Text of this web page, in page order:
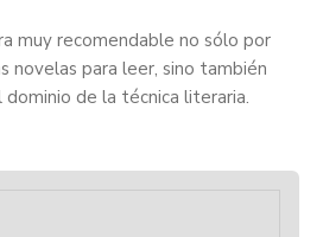
muy recomendable no sólo por
novelas para leer, sino también
de la técnica literaria.